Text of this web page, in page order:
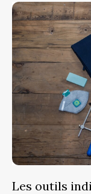
Les outils